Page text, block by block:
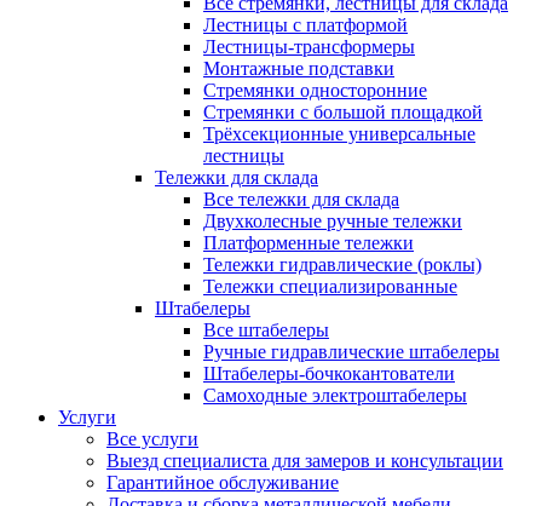
Лестницы с платформой
Лестницы-трансформеры
Монтажные подставки
Стремянки односторонние
Стремянки с большой площадкой
Трёхсекционные универсальные
лестницы
Тележки для склада
Все тележки для склада
Двухколесные ручные тележки
Платформенные тележки
Тележки гидравлические (роклы)
Тележки специализированные
Штабелеры
Все штабелеры
Ручные гидравлические штабелеры
Штабелеры-бочкокантователи
Самоходные электроштабелеры
Услуги
Все услуги
Выезд специалиста для замеров и консультации
Гарантийное обслуживание